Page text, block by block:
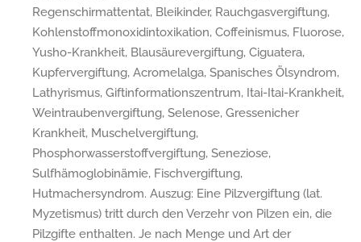
Regenschirmattentat, Bleikinder, Rauchgasvergiftung,
Kohlenstoffmonoxidintoxikation, Coffeinismus, Fluorose,
Yusho-Krankheit, Blausäurevergiftung, Ciguatera,
Kupfervergiftung, Acromelalga, Spanisches Ölsyndrom,
Lathyrismus, Giftinformationszentrum, Itai-Itai-Krankheit,
Weintraubenvergiftung, Selenose, Gressenicher
Krankheit, Muschelvergiftung,
Phosphorwasserstoffvergiftung, Seneziose,
Sulfhämoglobinämie, Fischvergiftung,
Hutmachersyndrom. Auszug: Eine Pilzvergiftung (lat.
Myzetismus) tritt durch den Verzehr von Pilzen ein, die
Pilzgifte enthalten. Je nach Menge und Art der